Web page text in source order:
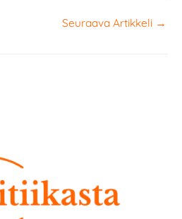
Seuraava Artikkeli →